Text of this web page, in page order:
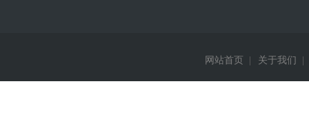
网站首页 关于我们